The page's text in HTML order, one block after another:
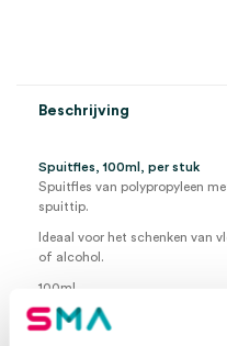
Beschrijving
Spuitfles, 100ml, per stuk
Spuitfles van polypropyleen
spuittip.
Ideaal voor het schenken van
of alcohol.
100ml
Per stuk